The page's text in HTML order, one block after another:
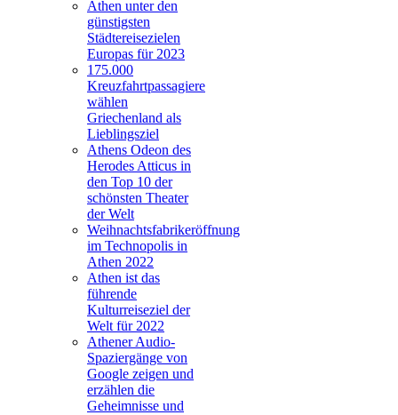
Athen unter den
günstigsten
Städtereisezielen
Europas für 2023
175.000
Kreuzfahrtpassagiere
wählen
Griechenland als
Lieblingsziel
Athens Odeon des
Herodes Atticus in
den Top 10 der
schönsten Theater
der Welt
Weihnachtsfabrikeröffnung
im Technopolis in
Athen 2022
Athen ist das
führende
Kulturreiseziel der
Welt für 2022
Athener Audio-
Spaziergänge von
Google zeigen und
erzählen die
Geheimnisse und